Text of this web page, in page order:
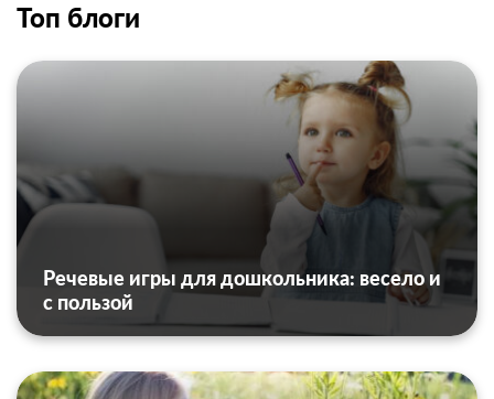
Топ блоги
Речевые игры для дошкольника: весело и
с пользой